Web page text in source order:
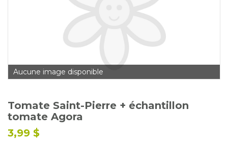
Calendrier horticole
Emplois
Service à la clientèle
Nous joindre
Aucune image disponible
Tomate Saint-Pierre + échantillon
tomate Agora
3,99 $